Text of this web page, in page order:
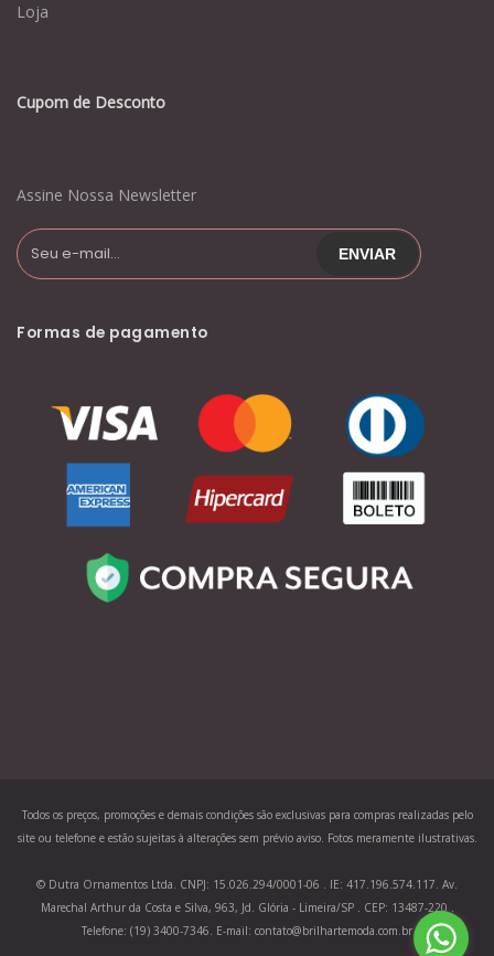
Loja
Cupom de Desconto
Assine Nossa Newsletter
Formas de pagamento
Todos os preços, promoções e demais condições são exclusivas para compras realizadas pelo
site ou telefone e estão sujeitas à alterações sem prévio aviso. Fotos meramente ilustrativas.
© Dutra Ornamentos Ltda. CNPJ: 15.026.294/0001-06 . IE: 417.196.574.117. Av.
Marechal Arthur da Costa e Silva, 963, Jd. Glória - Limeira/SP . CEP: 13487-220 .
Telefone: (19) 3400-7346. E-mail: contato@brilhartemoda.com.br